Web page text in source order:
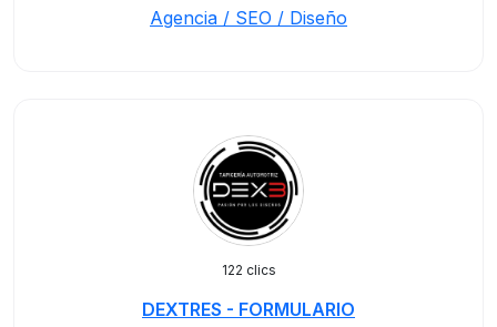
Agencia / SEO / Diseño
122 clics
DEXTRES - FORMULARIO